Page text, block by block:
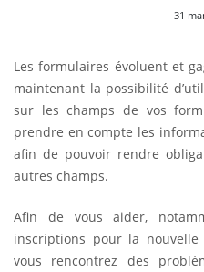
31
Les formulaires évoluent et
maintenant la possibilité
sur les champs de vos
prendre en compte les
afin de pouvoir rendre
autres champs.
Afin de vous aider,
inscriptions pour la
vous rencontrez des